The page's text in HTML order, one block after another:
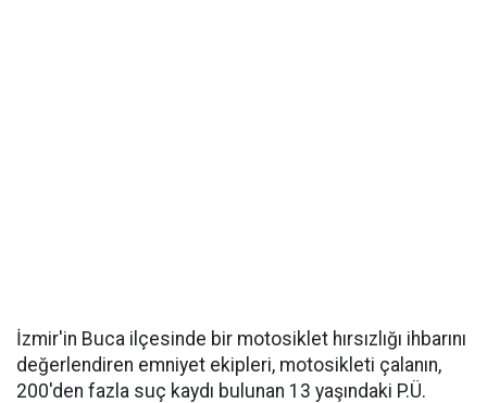
İzmir'in Buca ilçesinde bir motosiklet hırsızlığı ihbarını
değerlendiren emniyet ekipleri, motosikleti çalanın,
200'den fazla suç kaydı bulunan 13 yaşındaki P.Ü.